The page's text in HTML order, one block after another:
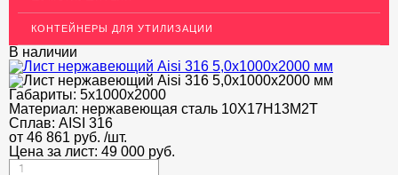
ОГРАЖДЕНИЯ ДЛЯ ЛЕСТНИЦ
ЭЛЕКТРОДЫ
ДЕКОРАТИВНЫЙ УГОЛОК
МЕТАЛЛИЧЕСКИЕ ПОРОГИ НАПОЛЬНЫЕ (ДЛЯ ПОЛА),
РАСКЛАДКА, ПЛИНТУС
ПОТОЛКИ
КОНТЕЙНЕРЫ ДЛЯ УТИЛИЗАЦИИ
В наличии
Габариты: 5х1000х2000
Материал: нержавеющая сталь 10Х17Н13М2Т
Сплав: AISI 316
от 46 861 руб. /шт.
Цена за лист: 49 000 руб.